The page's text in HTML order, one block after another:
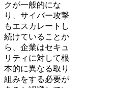
クが一般的にな
り、サイバー攻撃
もエスカレートし
続けていることか
ら、企業はセキュ
リティに対して根
本的に異なる取り
組みをする必要が